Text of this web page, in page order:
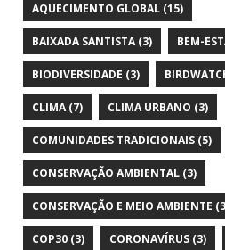
AQUECIMENTO GLOBAL(15)
BAIXADA SANTISTA(3) BEM-
BIODIVERSIDADE (3)
CLIMA(7) CLIMA URBANO (3)
COMUNIDADES TRADICIONAIS(5)
CONSERVAÇÃO AMBIENTAL(3)
CONSERVAÇÃO E MEIO AMBIENTE
COP30(3) CORONAVÍRUS(3)